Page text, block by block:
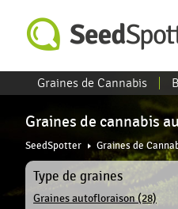
Graines de Cannabis
Graines de cannabis
SeedSpotter Graines de
Type de graines
Graines autofloraison (28)